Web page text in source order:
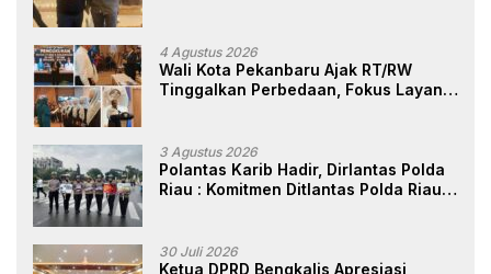
4 Agustus 2026
Wali Kota Pekanbaru Ajak RT/RW
Tinggalkan Perbedaan, Fokus Layani
3 Agustus 2026
Polantas Karib Hadir, Dirlantas Polda
Riau : Komitmen Ditlantas Polda Riau
Masyarakat
30 Juli 2026
Ketua DPRD Bengkalis Apresiasi